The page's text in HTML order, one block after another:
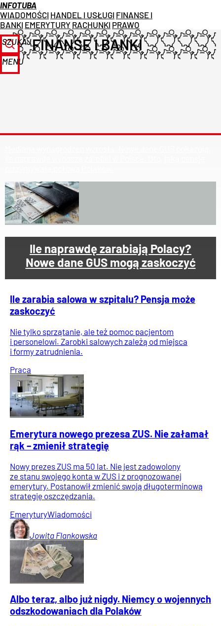
INFOTUBA
WIADOMOŚCI HANDEL I USŁUGI FINANSE I
BANKI EMERYTURY RACHUNKI PRAWO
SZUKAJ
MENU
FINANSE I BANKI
Ile naprawdę zarabiają Polacy?
Nowe dane GUS mogą zaskoczyć
Ile zarabia salowa w szpitalu? Pensja może
zaskoczyć
Nie tylko sprzątanie, ale też pomoc pacjentom
i personelowi. Zarobki salowych zależą od miejsca
i formy zatrudnienia.
Praca
Emerytura nowego prezesa ZUS. Nie załamał
rąk – zmienił strategię
Nowy prezes ZUS ma 50 lat. Nie jest zadowolony
ze stanu swojego konta w ZUS i z prognozowanej
emerytury. Postanowił zmienić swoją długoterminową
strategię oszczędzania.
EmeryturyWiadomości
Jowita Flankowska
Albo teraz, albo już nigdy. Niemcy o wojennych
odszkodowaniach dla Polaków